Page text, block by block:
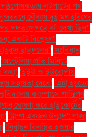
পৃষ্ঠপোষকতায় লুটপাটের পথ
নৌকায় দুই মণ হরিণের
পদত্যাগপত্রে কী লেখা ছিল''
একটি বিশ্লেষণ''
ছাত্রদলের'' 'সংবিধান
‘অস্ট্রেলিয়া প্রতি মিনিটে
‘ইইউ ও ইউরোপীয়
সহায়তা দেবে’ ‘এটা হয়তো
ক্যাম্পাসে শান্তিপূর্ণ
ঘোষণা করে হাইকোর্টের
‘ট্রাম্প একজন উন্মাদ’: গাজা
‘নির্বাচন বিলম্বিত হওয়ার